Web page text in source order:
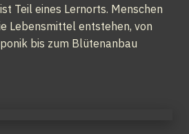
Teil eines Lernorts. Menschen
Lebensmittel entstehen, von
bis zum Blütenanbau